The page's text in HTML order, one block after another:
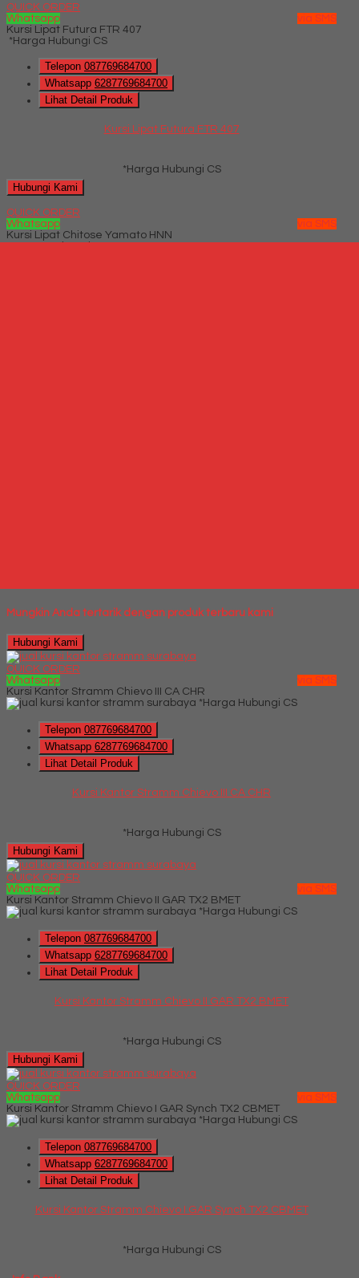
QUICK ORDER
Whatsapp
via SMS
Kursi Lipat Futura FTR 407
*Harga Hubungi CS
Telepon 087769684700
Whatsapp 6287769684700
Lihat Detail Produk
Kursi Lipat Futura FTR 407
*Harga Hubungi CS
Hubungi Kami
QUICK ORDER
Whatsapp
via SMS
Kursi Lipat Chitose Yamato HNN
*Harga Hubungi CS
Mungkin Anda tertarik dengan produk terbaru kami
Hubungi Kami
QUICK ORDER
Whatsapp
via SMS
Kursi Kantor Stramm Chievo III CA CHR
*Harga Hubungi CS
Telepon 087769684700
Whatsapp 6287769684700
Lihat Detail Produk
Kursi Kantor Stramm Chievo III CA CHR
*Harga Hubungi CS
Hubungi Kami
QUICK ORDER
Whatsapp
via SMS
Kursi Kantor Stramm Chievo II GAR TX2 BMET
*Harga Hubungi CS
Telepon 087769684700
Whatsapp 6287769684700
Lihat Detail Produk
Kursi Kantor Stramm Chievo II GAR TX2 BMET
*Harga Hubungi CS
Hubungi Kami
QUICK ORDER
Whatsapp
via SMS
Kursi Kantor Stramm Chievo I GAR Synch TX2 CBMET
*Harga Hubungi CS
Telepon 087769684700
Whatsapp 6287769684700
Lihat Detail Produk
Kursi Kantor Stramm Chievo I GAR Synch TX2 CBMET
*Harga Hubungi CS